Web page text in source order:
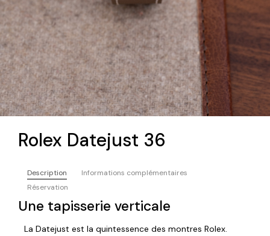
Rolex Datejust 36
Description
Informations complémentaires
Réservation
Une tapisserie verticale
La Datejust est la quintessence des montres Rolex.